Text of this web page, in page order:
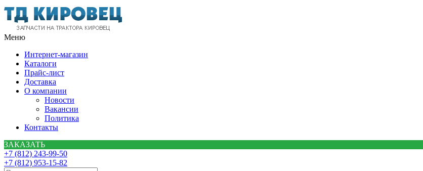
Меню
Интернет-магазин
Каталоги
Прайс-лист
Доставка
О компании
Новости
Вакансии
Политика
Контакты
ЗАКАЗАТЬ
+7 (812) 243-99-50
+7 (812) 953-15-82